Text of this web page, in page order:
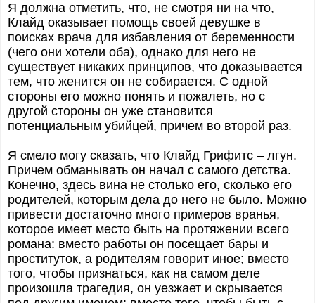
Я должна отметить, что, не смотря ни на что,
Клайд оказывает помощь своей девушке в
поисках врача для избавления от беременности
(чего они хотели оба), однако для него не
существует никаких принципов, что доказывается
тем, что женится он не собирается. С одной
стороны его можно понять и пожалеть, но с
другой стороны он уже становится
потенциальным убийцей, причем во второй раз.
Я смело могу сказать, что Клайд Грифитс – лгун.
Причем обманывать он начал с самого детства.
Конечно, здесь вина не столько его, сколько его
родителей, которым дела до него не было. Можно
привести достаточно много примеров вранья,
которое имеет место быть на протяжении всего
романа: вместо работы он посещает бары и
проституток, а родителям говорит иное; вместо
того, чтобы признаться, как на самом деле
произошла трагедия, он уезжает и скрывается